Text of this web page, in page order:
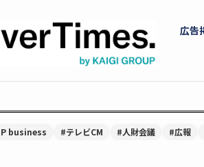
広告
business #テレビCM #人財会議 #広報